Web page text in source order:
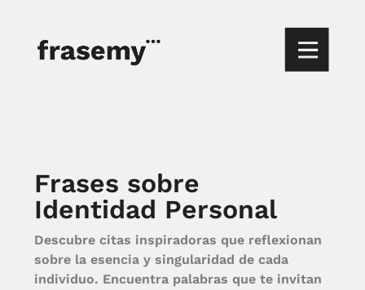
Frases sobre
Identidad Personal
Descubre citas inspiradoras que reflexionan
sobre la esencia y singularidad de cada
individuo. Encuentra palabras que te invitan